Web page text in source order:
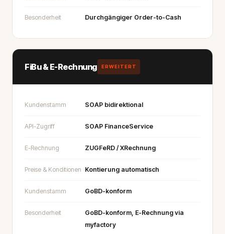
Besonderheit Durchgängiger Order-to-Cash
FiBu & E-Rechnung ERWEITERT
Kundenstamm SOAP bidirektional
API-Zugriff SOAP FinanceService
E-Rechnung ZUGFeRD / XRechnung
Preise & Konditionen Kontierung automatisch
Kundenstamm GoBD-konform
Besonderheit
GoBD-konform, E-Rechnung via
myfactory